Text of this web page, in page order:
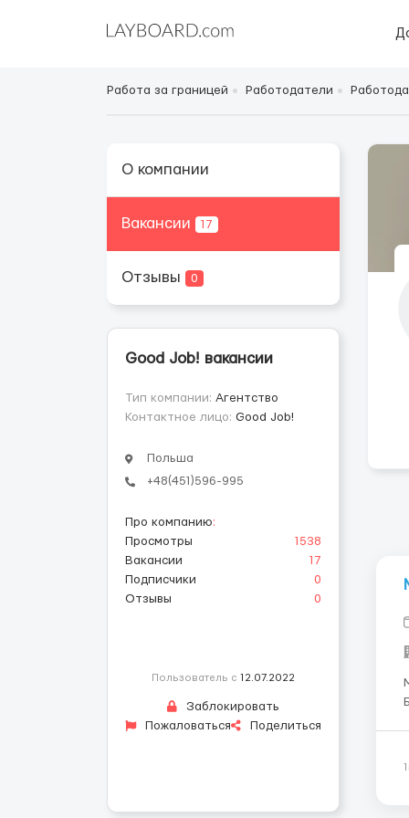
Работа за границей Работодатели
О компании
Вакансии 17
Отзывы 0
Good Job! вакансии
Тип компании: Агентство
Контактное лицо: Good Job!
Польша
+48(451)596-995
Про компанию:
Просмотры
1538
Вакансии
17
Подписчики
0
Отзывы
0
Пользователь с 12.07.2022
Заблокировать
Пожаловаться
Поделиться